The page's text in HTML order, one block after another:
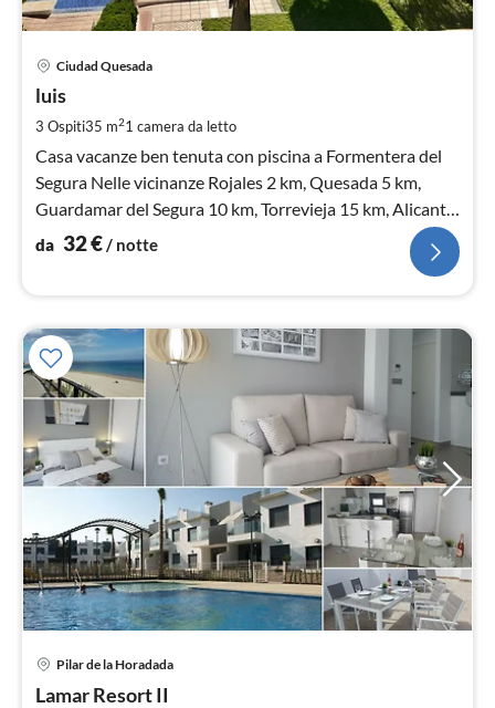
Ciudad Quesada
luis
3 Ospiti35 m21 camera da letto
Casa vacanze ben tenuta con piscina a Formentera del
Segura Nelle vicinanze Rojales 2 km, Quesada 5 km,
Guardamar del Segura 10 km, Torrevieja 15 km, Alicante
40 km.
da 32€/ notte
Pilar de la Horadada
Lamar Resort II